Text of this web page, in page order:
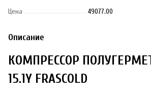
Цена 49077.00
Описание
КОМПРЕССОР
15.1Y FRASCOLD